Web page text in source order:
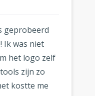
geprobeerd
Ik was niet
het logo zelf
zijn zo
kostte me